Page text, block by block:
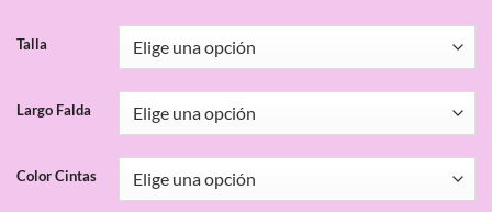
Talla
Largo Falda
Color Cintas